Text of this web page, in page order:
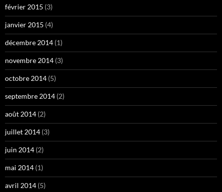
février 2015 (3)
janvier 2015 (4)
décembre 2014 (1)
novembre 2014 (3)
octobre 2014 (5)
septembre 2014 (2)
août 2014 (2)
juillet 2014 (3)
juin 2014 (2)
mai 2014 (1)
avril 2014 (5)